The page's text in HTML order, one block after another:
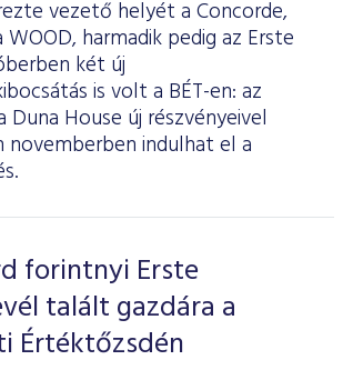
vezető helyét a Concorde,
WOOD, harmadik pedig az Erste
két új
is volt a BÉT-en: az
Duna House új részvényeivel
novemberben indulhat el a
forintnyi Erste
talált gazdára a
Értéktőzsdén